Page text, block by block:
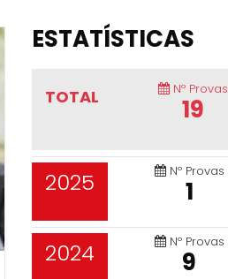
ESTATÍSTICAS
TOTAL Nº Provas
19
2025 Nº Provas
1
2024 Nº Provas
9